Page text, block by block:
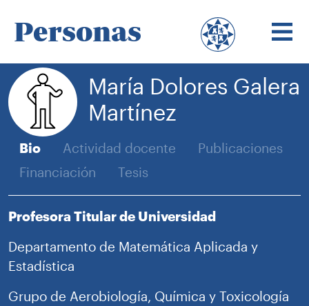
Personas
María Dolores Galera
Martínez
Bio Actividad docente
Publicaciones
Financiación
Tesis
Profesora Titular de Universidad
Departamento de Matemática Aplicada y
Estadística
Grupo de Aerobiología, Química y Toxicología